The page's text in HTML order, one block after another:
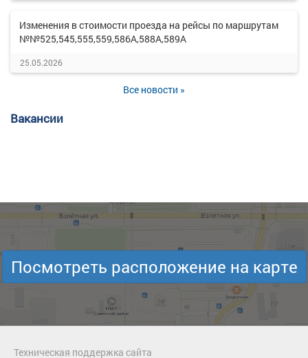
Изменения в стоимости проезда на рейсы по маршрутам
№№525,545,555,559,586А,588А,589А
25.05.2026
Все новости »
Вакансии
Посмотреть расположение на карте
Техническая поддержка сайта